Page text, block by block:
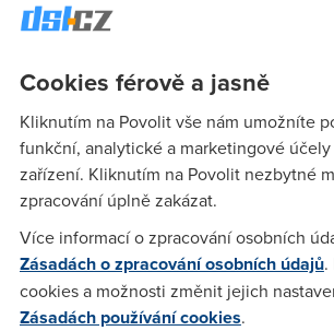
středních
dále co se s
stane když bude
Skynetu?Jestli
jako Skynet.
Jolinar(11.4.2004 08:44:54)
PEMAC - prosím o příspěvky od lidí, který
Cookies férově a jasně
Kliknutím na Povolit vše nám umožníte
funkční, analytické a marketingové
zařízení. Kliknutím na Povolit nezbytné
zpracování úplně zakázat.
Více informací o zpracování osobních
Zásadách o zpracování osobních údajů.
cookies a možnosti změnit jejich
Zásadách používání cookies.